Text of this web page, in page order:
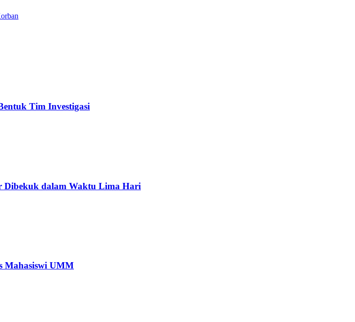
Tim Investigasi
Dibekuk dalam Waktu Lima Hari
Mahasiswi UMM